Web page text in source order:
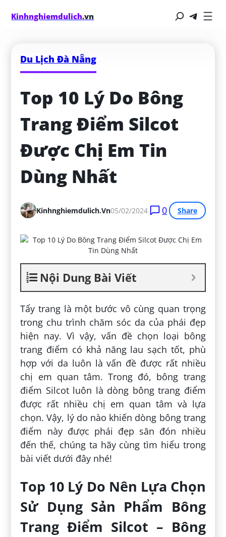
Kinhnghiemdulich.vn
Du Lịch Đà Nẵng
Top 10 Lý Do Bông
Trang Điểm Silcot
Được Chị Em Tin
Dùng Nhất
Kinhnghiemdulich.vn05/02/2024 0 Share
Nội Dung Bài Viết
Tẩy trang là một bước vô cùng quan trọng
trong chu trình chăm sóc da của phái đẹp
hiện nay. Vì vậy, vấn đề chọn loại bông
trang điểm có khả năng lau sạch tốt, phù
hợp với da luôn là vấn đề được rất nhiều
chị em quan tâm. Trong đó, bông trang
điểm Silcot luôn là dòng bông trang điểm
được rất nhiều chị em quan tâm và lựa
chọn. Vậy, lý do nào khiến dòng bông trang
điểm này được phái đẹp săn đón nhiều
đến thế, chúng ta hãy cùng tìm hiểu trong
bài viết dưới đây nhé!
Top 10 Lý Do Nên Lựa Chọn
Sử Dụng Sản Phẩm Bông
Trang Điểm Silcot – Bông